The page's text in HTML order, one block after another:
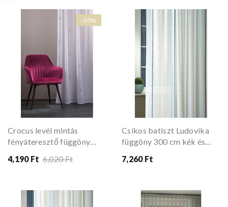
-30%
Crocus levél mintás
fényáteresztő függöny
4,190 Ft 6,020 Ft
Csíkos batiszt Ludovika
függöny 300 cm kék és
7,260 Ft